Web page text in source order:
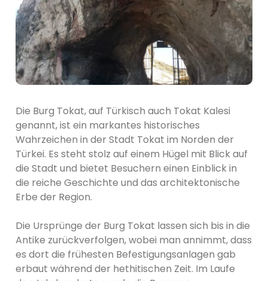
Die Burg Tokat, auf Türkisch auch Tokat Kalesi
genannt, ist ein markantes historisches
Wahrzeichen in der Stadt Tokat im Norden der
Türkei. Es steht stolz auf einem Hügel mit Blick auf
die Stadt und bietet Besuchern einen Einblick in
die reiche Geschichte und das architektonische
Erbe der Region.
Die Ursprünge der Burg Tokat lassen sich bis in die
Antike zurückverfolgen, wobei man annimmt, dass
es dort die frühesten Befestigungsanlagen gab
erbaut während der hethitischen Zeit. Im Laufe